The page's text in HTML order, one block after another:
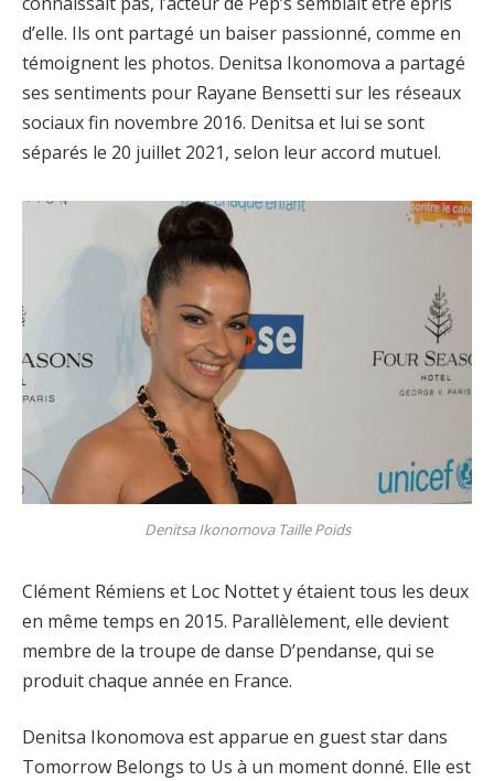
d’elle. Ils ont partagé un baiser passionné, comme en
témoignent les photos. Denitsa Ikonomova a partagé
ses sentiments pour Rayane Bensetti sur les réseaux
sociaux fin novembre 2016. Denitsa et lui se sont
séparés le 20 juillet 2021, selon leur accord mutuel.
Denitsa Ikonomova Taille Poids
Clément Rémiens et Loc Nottet y étaient tous les deux
en même temps en 2015. Parallèlement, elle devient
membre de la troupe de danse D’pendanse, qui se
produit chaque année en France.
Denitsa Ikonomova est apparue en guest star dans
Tomorrow Belongs to Us à un moment donné. Elle est